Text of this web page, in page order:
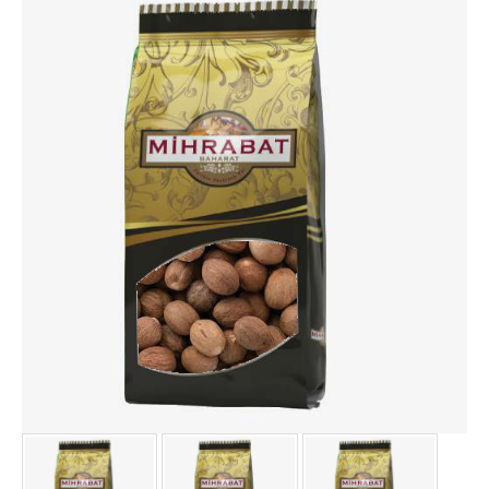
IHLAMUR 200 GR
İSOT BİBER (ACI) 1000 GR
İSOT BİBER (ACI) 500 GR
KABARTMA TOZU 1000 GR
KAKULE ÖĞÜTÜLMÜŞ 1000.
KAKULE ÖĞÜTÜLMÜŞ 500 .
KAKULE TANE 1000 GR
KAKULE TANE 500 GR
KARANFİL 1000 GR
KARANFİL 500 GR
KARBONAT 1000 GR
KEKİK TEK KULLANIMLIK 1000.
KETEN TOHUMU 1000 GR
KETEN TOHUMU 500 GR
KİŞNİŞ TANE 1000 GR
KİŞNİŞ TANE 500 GR